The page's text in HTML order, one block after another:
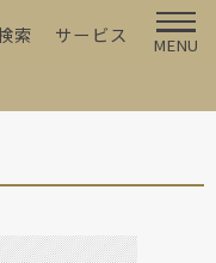
索 サービス MENU